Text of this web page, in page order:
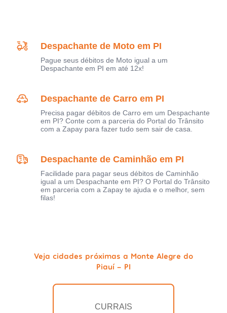
Despachante de Moto em PI
Pague seus débitos de Moto igual a um
Despachante em PI em até 12x!
Despachante de Carro em PI
Precisa pagar débitos de Carro em um Despachante
em PI? Conte com a parceria do Portal do Trânsito
com a Zapay para fazer tudo sem sair de casa.
Despachante de Caminhão em PI
Facilidade para pagar seus débitos de Caminhão
igual a um Despachante em PI? O Portal do Trânsito
em parceria com a Zapay te ajuda e o melhor, sem
filas!
Veja cidades próximas a Monte Alegre do
Piauí - PI
CURRAIS